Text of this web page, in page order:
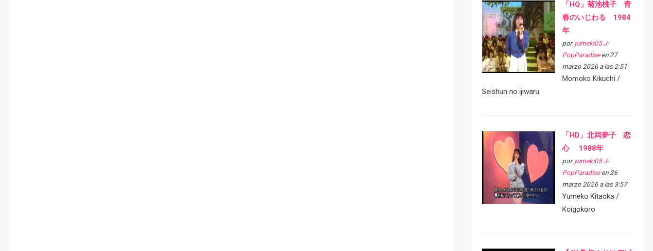
「HQ」菊池桃子 青
春のいじわる 1984
年
por yumeki05 J-
PopParadiseen 27
marzo 2026 a las 2:51
Momoko Kikuchi /
Seishun no ijiwaru
「HD」北岡夢子 恋
心 1988年
por yumeki05 J-
PopParadiseen 26
marzo 2026 a las 3:57
Yumeko Kitaoka /
Koigokoro